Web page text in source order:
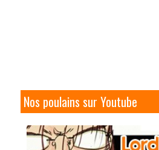
Nos poulains sur Youtube